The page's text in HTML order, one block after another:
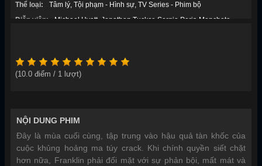
Thể loại:
Tâm lý Tội phạm - Hình sự TV Series - Phim bộ
Diễn viên:
Michael Hyatt Jonathan Tucker Sergio Peris-Mencheta
(10.0 điểm / 1 lượt)
NỘI DUNG PHIM
Đây là mùa cuối cùng, tập trung vào hậu quả tàn khốc của
cuộc khủng hoảng ma túy crack. Khi chính quyền siết chặt
hơn nữa, Franklin phải đối mặt với sự phản bội, mất mát và